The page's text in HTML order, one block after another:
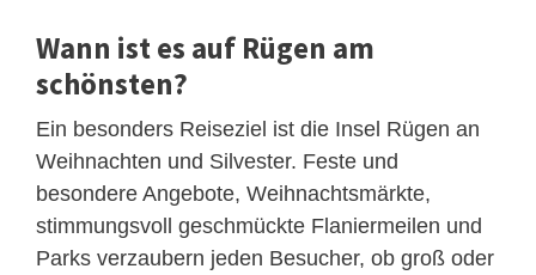
Wann ist es auf Rügen am
schönsten?
Ein besonders Reiseziel ist die Insel Rügen an
Weihnachten und Silvester. Feste und
besondere Angebote, Weihnachtsmärkte,
stimmungsvoll geschmückte Flaniermeilen und
Parks verzaubern jeden Besucher, ob groß oder